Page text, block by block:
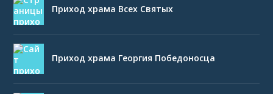
Приход храма Всех Святых
Приход храма Георгия Победоносца